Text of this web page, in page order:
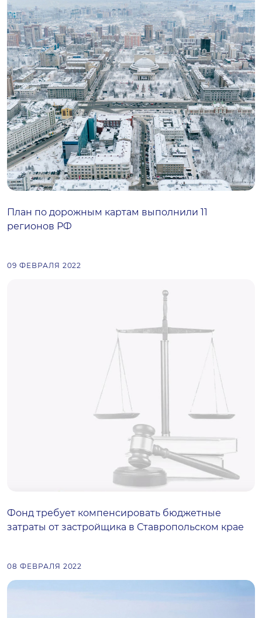
План по дорожным картам выполнили 11
регионов РФ
09 ФЕВРАЛЯ 2022
Фонд требует компенсировать бюджетные
затраты от застройщика в Ставропольском крае
08 ФЕВРАЛЯ 2022